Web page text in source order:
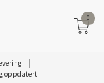
oppdatert
0